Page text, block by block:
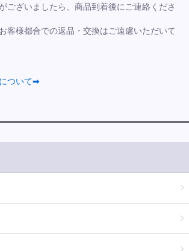
ございましたら、商品到着後にご連絡くださ
客様都合での返品・交換はご遠慮いただいて
ついて➡